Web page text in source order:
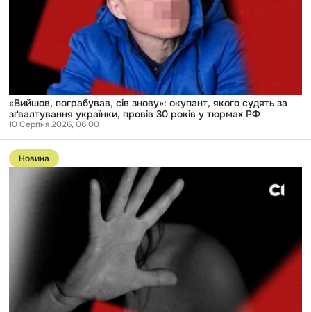
зґвалтування
українки,
провів
тюрмах
РФ
«Вийшов, пограбував, сів знову»: окупант, якого судять за
зґвалтування українки, провів 30 років у тюрмах РФ
10 Серпня 2026, 06:00
Перейти
до
публікації
конфліктом.
Новина